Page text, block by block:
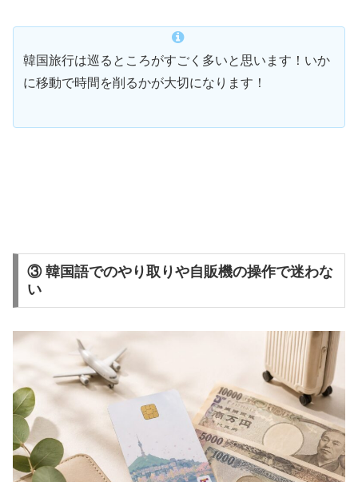
韓国旅行は巡るところがすごく多いと思います！いか
に移動で時間を削るかが大切になります！
③ 韓国語でのやり取りや自販機の操作で迷わな
い